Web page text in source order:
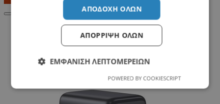
Σχετικά Προϊόντα
ΑΠΟΔΟΧΉ ΌΛΩΝ
ΑΠΌΡΡΙΨΗ ΌΛΩΝ
ΕΜΦΆΝΙΣΗ ΛΕΠΤΟΜΕΡΕΙΏΝ
POWERED BY COOKIESCRIPT